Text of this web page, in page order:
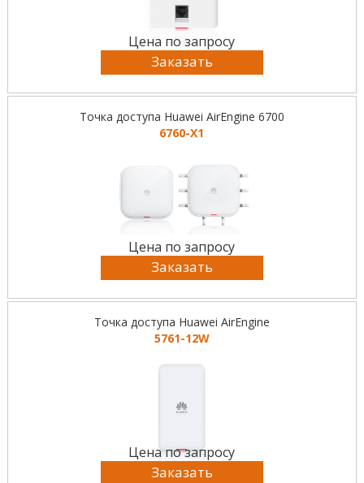
Цена по запросу
Заказать
Точка доступа Huawei AirEngine 6700
6760-X1
Цена по запросу
Заказать
Точка доступа Huawei AirEngine
5761-12W
Цена по запросу
Заказать